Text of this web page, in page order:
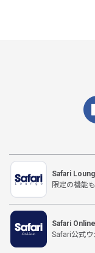
Safari
限定の機能
Safari Online
Safari公式ウ